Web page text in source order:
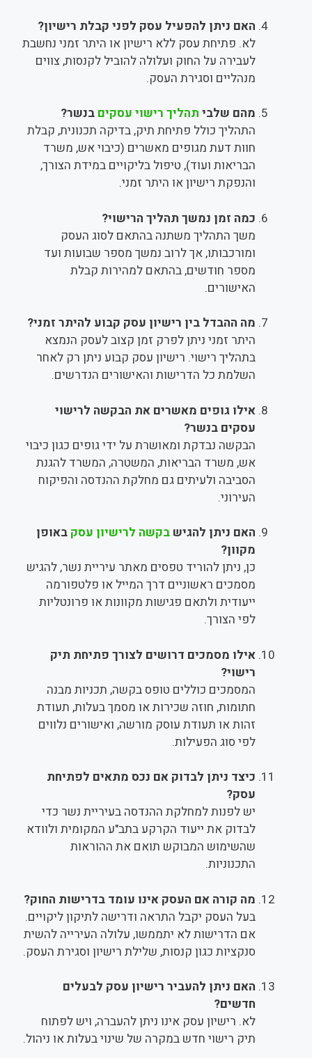
האם ניתן להפעיל עסק לפני קבלת רישיון?
לא. פתיחת עסק ללא רישיון או היתר זמני נחשבת
לעבירה על החוק ועלולה להוביל לקנסות, צווים
מנהליים וסגירת העסק.
מהם שלבי תהליך רישוי עסקים בנשר?
התהליך כולל פתיחת תיק, בדיקה תכנונית, קבלת
חוות דעת מגופים מאשרים (כיבוי אש, משרד
הבריאות ועוד), טיפול בליקויים במידת הצורך,
והנפקת רישיון או היתר זמני.
כמה זמן נמשך תהליך הרישוי?
משך התהליך משתנה בהתאם לסוג העסק
ומורכבותו, אך לרוב נמשך מספר שבועות ועד
מספר חודשים, בהתאם למהירות קבלת
האישורים.
מה ההבדל בין רישיון עסק קבוע להיתר זמני?
היתר זמני ניתן לפרק זמן קצוב לעסק הנמצא
בתהליך רישוי. רישיון עסק קבוע ניתן רק לאחר
השלמת כל הדרישות והאישורים הנדרשים.
אילו גופים מאשרים את הבקשה לרישוי
עסקים בנשר?
הבקשה נבדקת ומאושרת על ידי גופים כגון כיבוי
אש, משרד הבריאות, המשטרה, המשרד להגנת
הסביבה ולעיתים גם מחלקת ההנדסה והפיקוח
העירוני.
האם ניתן להגיש בקשה לרישיון עסק באופן
מקוון?
כן, ניתן להוריד טפסים מאתר עיריית נשר, להגיש
מסמכים ראשוניים דרך המייל או פלטפורמה
ייעודית ולתאם פגישות מקוונות או פרונטליות
לפי הצורך.
אילו מסמכים דרושים לצורך פתיחת תיק
רישוי?
המסמכים כוללים טופס בקשה, תכניות מבנה
חתומות, חוזה שכירות או מסמך בעלות, תעודת
זהות או תעודת עוסק מורשה, ואישורים נלווים
לפי סוג הפעילות.
כיצד ניתן לבדוק אם נכס מתאים לפתיחת
עסק?
יש לפנות למחלקת ההנדסה בעיריית נשר כדי
לבדוק את ייעוד הקרקע בתב"ע המקומית ולוודא
שהשימוש המבוקש תואם את ההוראות
התכנוניות.
מה קורה אם העסק אינו עומד בדרישות החוק?
בעל העסק יקבל התראה ודרישה לתיקון ליקויים.
אם הדרישות לא יתממשו, עלולה העירייה להשית
סנקציות כגון קנסות, שלילת רישיון וסגירת העסק.
האם ניתן להעביר רישיון עסק לבעלים
חדשים?
לא. רישיון עסק אינו ניתן להעברה, ויש לפתוח
תיק רישוי חדש במקרה של שינוי בעלות או ניהול.